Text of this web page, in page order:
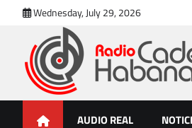
content
Wednesday, July 29, 2026
Radio Cadena
AUDIO REAL